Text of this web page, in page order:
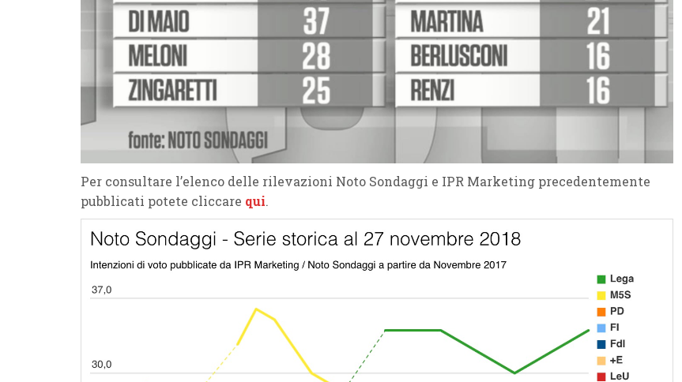
Per consultare l’elenco delle rilevazioni Noto Sondaggi e IPR Marketing precedentemente
pubblicati potete cliccare qui.